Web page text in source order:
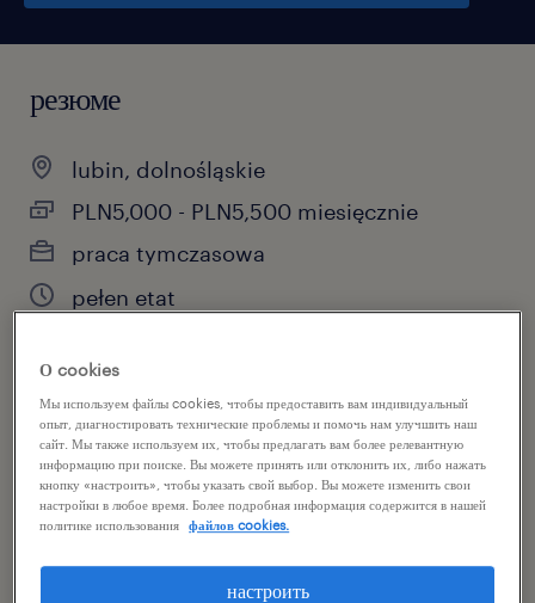
резюме
lubin, dolnośląskie
PLN5,000 - PLN5,500 miesięcznie
praca tymczasowa
pełen etat
специальность
magazynowanie / dystrybucja
reference number
46876786
О cookies
Мы используем файлы cookies, чтобы предоставить вам индивидуальный
опыт, диагностировать технические проблемы и помочь нам улучшить наш
сайт. Мы также используем их, чтобы предлагать вам более релевантную
информацию при поиске. Вы можете принять или отклонить их, либо нажать
кнопку «настроить», чтобы указать свой выбор. Вы можете изменить свои
настройки в любое время. Более подробная информация содержится в нашей
политике использования
файлов cookies.
настроить